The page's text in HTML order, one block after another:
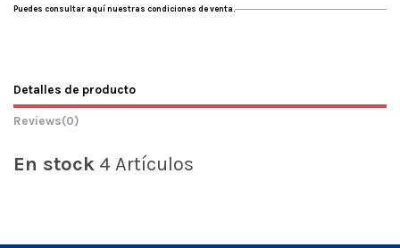
Puedes consultar aquí nuestras condiciones de venta.
Detalles de producto
Reviews(0)
En stock 4 Artículos